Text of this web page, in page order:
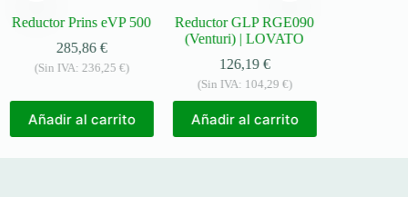
Reductor Prins eVP 500
285,86€
(Sin IVA:236,25€ )
Añadir al carrito
Reductor GLP RGE090
(Venturi) | LOVATO
126,19€
(Sin IVA:104,29€ )
Añadir al carrito